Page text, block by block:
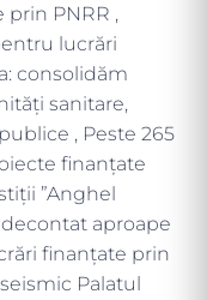
prin PNRR ,
lucrări
consolidăm
sanitare,
, Peste 265
finanțate
”Anghel
decontat aproape
finanțate prin
Palatul